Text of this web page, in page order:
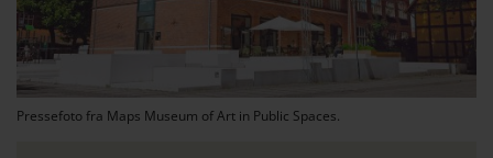
hvad
der
Pressefoto fra Maps Museum of Art in Public Spaces.